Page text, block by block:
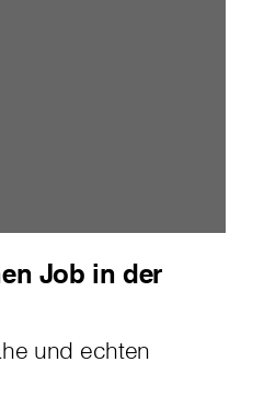
Job in der
und echten